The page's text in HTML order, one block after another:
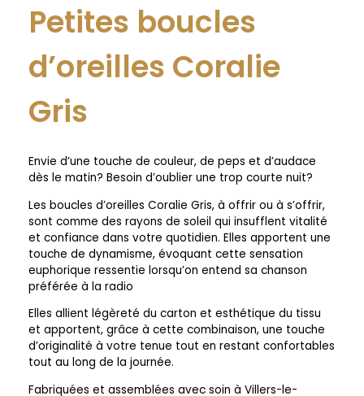
Petites boucles
d’oreilles Coralie
Gris
Envie d’une touche de couleur, de peps et d’audace
dès le matin? Besoin d’oublier une trop courte nuit?
Les boucles d’oreilles Coralie Gris, à offrir ou à s’offrir,
sont comme des rayons de soleil qui insufflent vitalité
et confiance dans votre quotidien. Elles apportent une
touche de dynamisme, évoquant cette sensation
euphorique ressentie lorsqu’on entend sa chanson
préférée à la radio
Elles allient légèreté du carton et esthétique du tissu
et apportent, grâce à cette combinaison, une touche
d’originalité à votre tenue tout en restant confortables
tout au long de la journée.
Fabriquées et assemblées avec soin à Villers-le-